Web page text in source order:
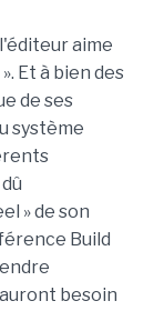
aime
Et à bien des
de ses
système
» de son
Build
besoin